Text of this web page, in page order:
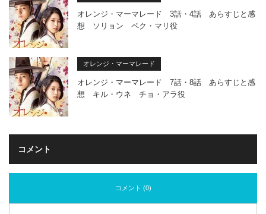
オレンジ・マーマレード 3話・4話 あらすじと感
想 ソリョン ペク・マリ役
オレンジ・マーマレード
オレンジ・マーマレード 7話・8話 あらすじと感
想 キル・ウネ チョ・アラ役
コメント
コメント (0)